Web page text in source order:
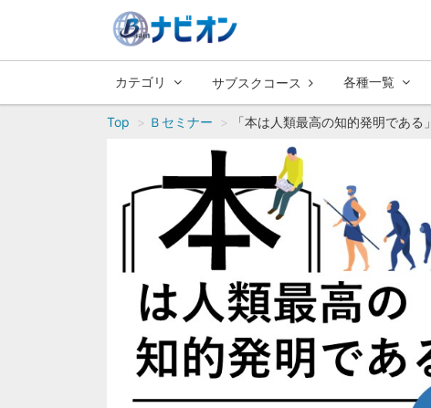
カテゴリ サブスクコース 各種一覧
Top Ｂセミナー 「本は人類最高の知的発明である